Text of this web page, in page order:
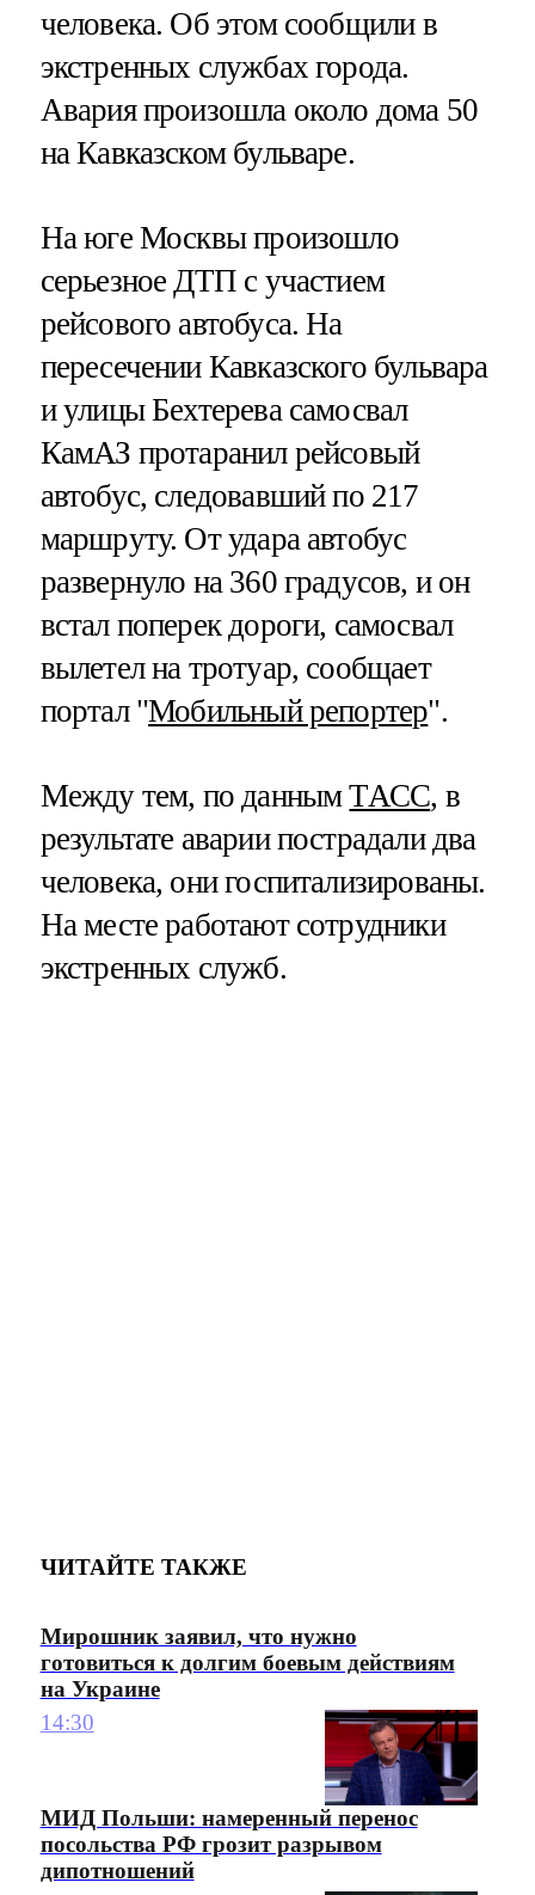
человека. Об этом сообщили в
экстренных службах города.
Авария произошла около дома 50
на Кавказском бульваре.
На юге Москвы произошло
серьезное ДТП с участием
рейсового автобуса. На
пересечении Кавказского бульвара
и улицы Бехтерева самосвал
КамАЗ протаранил рейсовый
автобус, следовавший по 217
маршруту. От удара автобус
развернуло на 360 градусов, и он
встал поперек дороги, самосвал
вылетел на тротуар, сообщает
портал "Мобильный репортер".
Между тем, по даннымТАСС, в
результате аварии пострадали два
человека, они госпитализированы.
На месте работают сотрудники
экстренных служб.
ЧИТАЙТЕ ТАКЖЕ
Мирошник заявил, что нужно
готовиться к долгим боевым действиям
на Украине
14:30
МИД Польши: намеренный перенос
посольства РФ грозит разрывом
дипотношений